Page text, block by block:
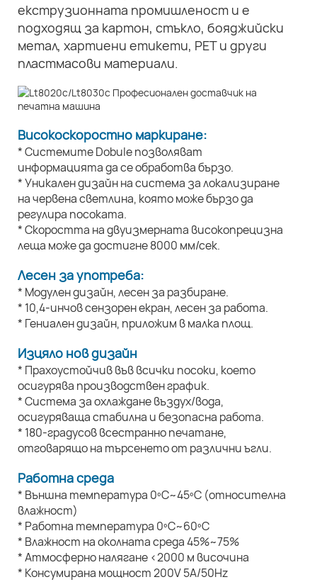
екструзионната промишленост и е
подходящ за картон, стъкло, бояджийски
метал, хартиени етикети, PET и други
пластмасови материали.
Високоскоростно маркиране:
* Системите Dobule позволяват
информацията да се обработва бързо.
* Уникален дизайн на система за локализиране
на червена светлина, която може бързо да
регулира посоката.
* Скоростта на двуизмерната високопрецизна
леща може да достигне 8000 мм/сек.
Лесен за употреба:
* Модулен дизайн, лесен за разбиране.
* 10,4-инчов сензорен екран, лесен за работа.
* Гениален дизайн, приложим в малка площ.
Изцяло нов дизайн
* Прахоустойчив във всички посоки, което
осигурява производствен график.
* Система за охлаждане въздух/вода,
осигуряваща стабилна и безопасна работа.
* 180-градусов всестранно печатане,
отговарящо на търсенето от различни ъгли.
Работна среда
* Външна температура 0ºC~45ºC (относителна
влажност)
* Работна температура 0ºC~60ºC
* Влажност на околната среда 45%~75%
* Атмосферно налягане <2000 м височина
* Консумирана мощност 200V 5A/50Hz